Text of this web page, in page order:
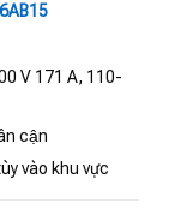
V 171 A, 110-
cận
vào khu vực